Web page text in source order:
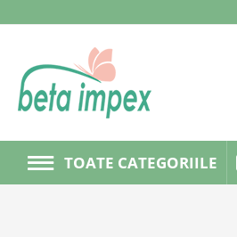
TOATE CATEGORIILE